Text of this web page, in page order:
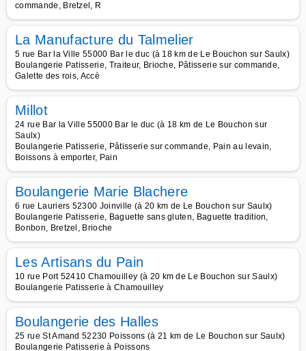
commande, Bretzel, R
La Manufacture du Talmelier
5 rue Bar la Ville 55000 Bar le duc (à 18 km de Le Bouchon sur Saulx)
Boulangerie Patisserie, Traiteur, Brioche, Pâtisserie sur commande,
Galette des rois, Accè
Millot
24 rue Bar la Ville 55000 Bar le duc (à 18 km de Le Bouchon sur
Saulx)
Boulangerie Patisserie, Pâtisserie sur commande, Pain au levain,
Boissons à emporter, Pain
Boulangerie Marie Blachere
6 rue Lauriers 52300 Joinville (à 20 km de Le Bouchon sur Saulx)
Boulangerie Patisserie, Baguette sans gluten, Baguette tradition,
Bonbon, Bretzel, Brioche
Les Artisans du Pain
10 rue Port 52410 Chamouilley (à 20 km de Le Bouchon sur Saulx)
Boulangerie Patisserie à Chamouilley
Boulangerie des Halles
25 rue St Amand 52230 Poissons (à 21 km de Le Bouchon sur Saulx)
Boulangerie Patisserie à Poissons